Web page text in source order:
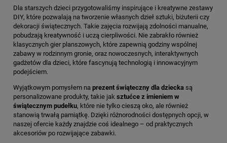
Dla starszych dzieci przygotowaliśmy inspirujące i kreatywne zestawy
DIY, które pozwalają na tworzenie własnych dzieł sztuki, biżuterii czy
dekoracji świątecznych. Takie zajęcia rozwijają zdolności manualne,
pobudzają kreatywność i uczą cierpliwości. Nie zabrakło również
klasycznych gier planszowych, które zapewnią godziny wspólnej
zabawy w rodzinnym gronie, oraz nowoczesnych, interaktywnych
gadżetów dla dzieci, które fascynują technologią i innowacyjnym
podejściem.
Wyjątkowym pomysłem na prezent świąteczny dla dziecka są
personalizowane produkty, takie jak sztućce z imieniem w
świątecznym pudełku, które nie tylko cieszą oko, ale również
stanowią trwałą pamiątkę. Dzięki różnorodności dostępnych opcji, w
naszej ofercie każdy znajdzie coś idealnego – od praktycznych
akcesoriów po rozwijające zabawki.